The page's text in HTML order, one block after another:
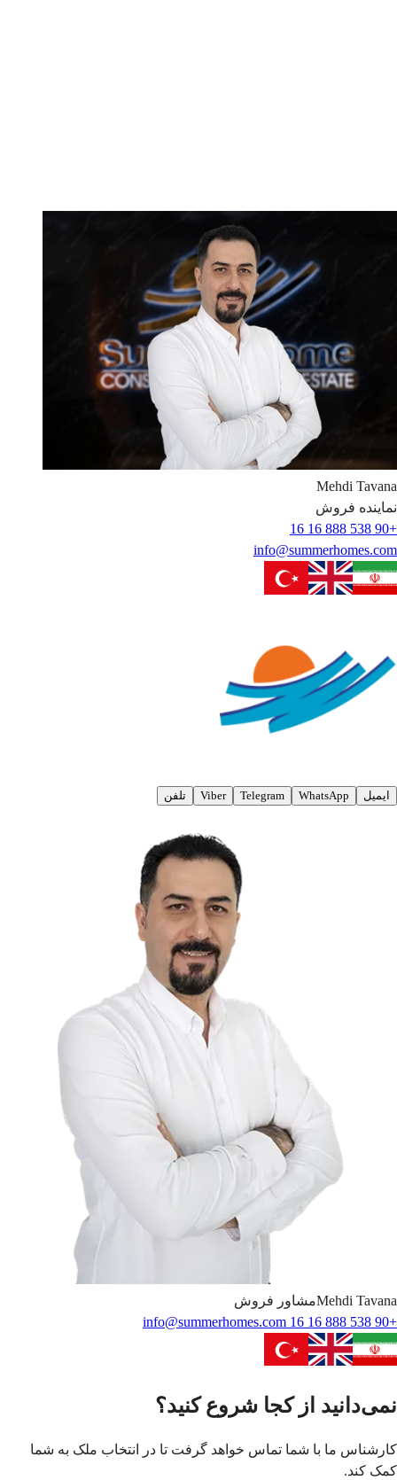
Mehdi Tavana
نماینده فروش
+90 538 888 16 16
info@summerhomes.com
ایمیل WhatsApp
Telegram
Viber تلفن
Mehdi Tavana
مشاور فروش
+90 538 888 16 16
info@summerhomes.com
نمی‌دانید از کجا شروع کنید؟
کارشناس ما با شما تماس خواهد گرفت تا در انتخاب ملک به شما
کمک کند.